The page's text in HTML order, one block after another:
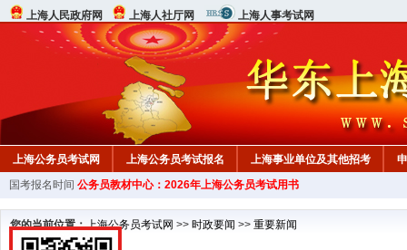
上海人民政府网 上海人社厅网 上海人事考试网
上海公务员考试网 上海公务员考试报名 上海事业单位及其他招考
行测真题 在线咨询 教材中心
国考报名时间 公务员教材中心：2026年上海公务员考试用书
您的当前位置：上海公务员考试网 >> 时政要闻 >> 重要新闻